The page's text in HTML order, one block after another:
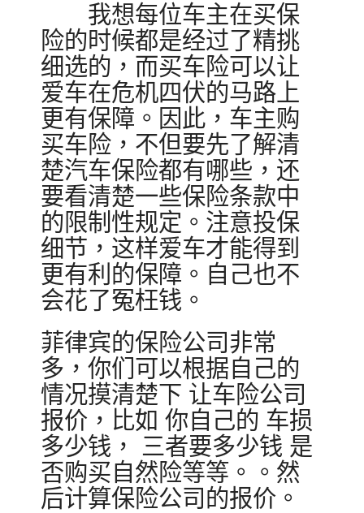
我想每位车主在买保
险的时候都是经过了精挑
细选的，而买车险可以让
爱车在危机四伏的马路上
更有保障。因此，车主购
买车险，不但要先了解清
楚汽车保险都有哪些，还
要看清楚一些保险条款中
的限制性规定。注意投保
细节，这样爱车才能得到
更有利的保障。自己也不
会花了冤枉钱。
菲律宾的保险公司非常
多，你们可以根据自己的
情况摸清楚下 让车险公司
报价，比如 你自己的 车损
多少钱， 三者要多少钱 是
否购买自然险等等。。然
后计算保险公司的报价。